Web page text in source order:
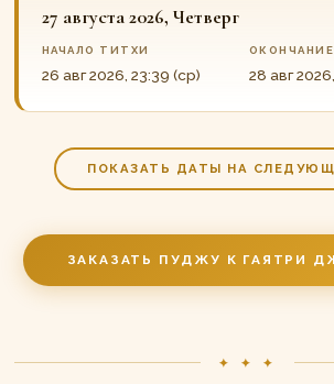
27 августа 2026, Четверг
НАЧАЛО ТИТХИ
26 авг 2026, 23:39 (ср)
ОКОНЧАНИЕ
28 авг
ПОКАЗАТЬ ДАТЫ НА
ЗАКАЗАТЬ ПУДЖУ К ГАЯТРИ
✦ ✦ ✦